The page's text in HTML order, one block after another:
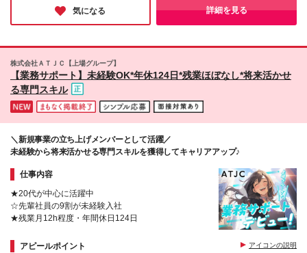
伴う転勤はありませんが家族の転勤に合わせて勤務先
を変えることが可能です 【本社】 大阪府大阪市中央
17-26 ラウンドテラス伏見2階 【福岡支社】 福岡県
福岡市博多区博多駅前1-15-20 NMF博多駅前ビル7F
都／神奈川県／埼玉県／千葉県／岐阜県／静岡県／愛
ってリモート実施中／ 「できるだけ子どもの成長を
近くで見守りたい」 「通勤ラッシュや移動に使う体
西本社
気で行っておりますので、まずは一度お会いしてお話ししましょ
う♪
気になる 詳細を見る
株式会社ＡＴＪＣ【上場グループ】
【業務サポート】未経験OK*年休124日*残業ほぼなし*将来活かせ
る専門スキル
＼新規事業の立ち上げメンバーとして活躍／
未経験から将来活かせる専門スキルを獲得してキャリアアップ♪
仕事内容
★20代が中心に活躍中
☆先輩社員の9割が未経験入社
★残業月12h程度・年間休日124日
アピールポイント アイコンの説明